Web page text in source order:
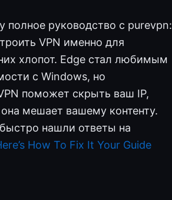
руководство с purevpn:
VPN именно для
хлопот. Edge стал любимым
с Windows, но
поможет скрыть ваш IP,
мешает вашему контенту.
нашли ответы на
How To Fix It Your Guide